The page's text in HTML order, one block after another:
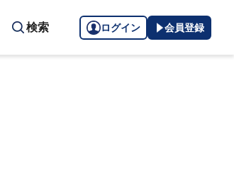
検索 ログイン 会員登録